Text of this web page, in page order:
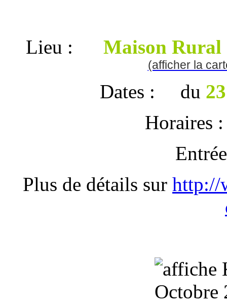
Lieu : Maison Rural
(afficher la
Dates : du
Horaires
Plus de détails sur http://